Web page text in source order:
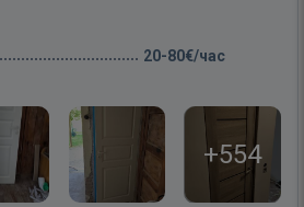
20-80€/час
+554